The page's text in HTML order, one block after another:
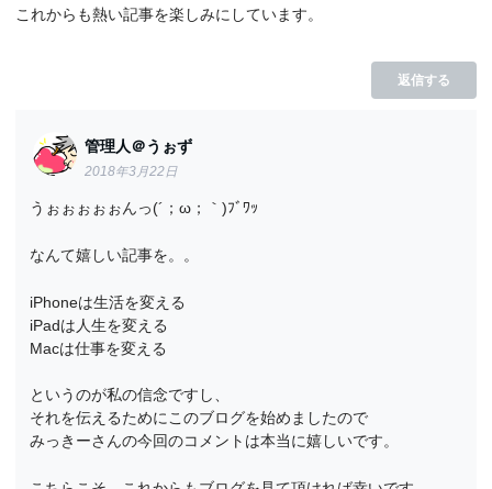
これからも熱い記事を楽しみにしています。
返信する
管理人＠うぉず
2018年3月22日
うぉぉぉぉぉんっ(´；ω；｀)ﾌﾞﾜｯ
なんて嬉しい記事を。。
iPhoneは生活を変える
iPadは人生を変える
Macは仕事を変える
というのが私の信念ですし、
それを伝えるためにこのブログを始めましたので
みっきーさんの今回のコメントは本当に嬉しいです。